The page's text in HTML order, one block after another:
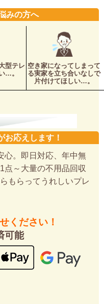
みの方へ
型テレ
…。
空き家になってしまって
る実家を立ち合いなしで
片付けてほしい…。
お応えします！
心。即日対応、年中無
点～大量の不用品回収
もらってうれしいプレ
ください！
可能